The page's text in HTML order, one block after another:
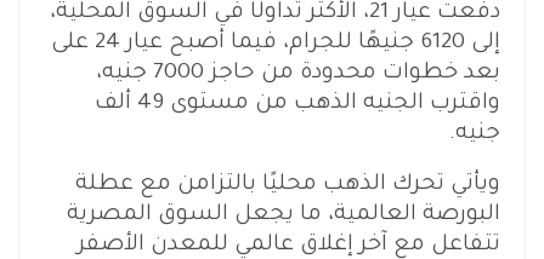
دفعت عيار 21، الأكثر تداولًا في السوق المحلية،
إلى 6120 جنيهًا للجرام، فيما أصبح عيار 24 على
بعد خطوات محدودة من حاجز 7000 جنيه،
واقترب الجنيه الذهب من مستوى 49 ألف
جنيه.
ويأتي تحرك الذهب محليًا بالتزامن مع عطلة
البورصة العالمية، ما يجعل السوق المصرية
تتفاعل مع آخر إغلاق عالمي للمعدن الأصفر